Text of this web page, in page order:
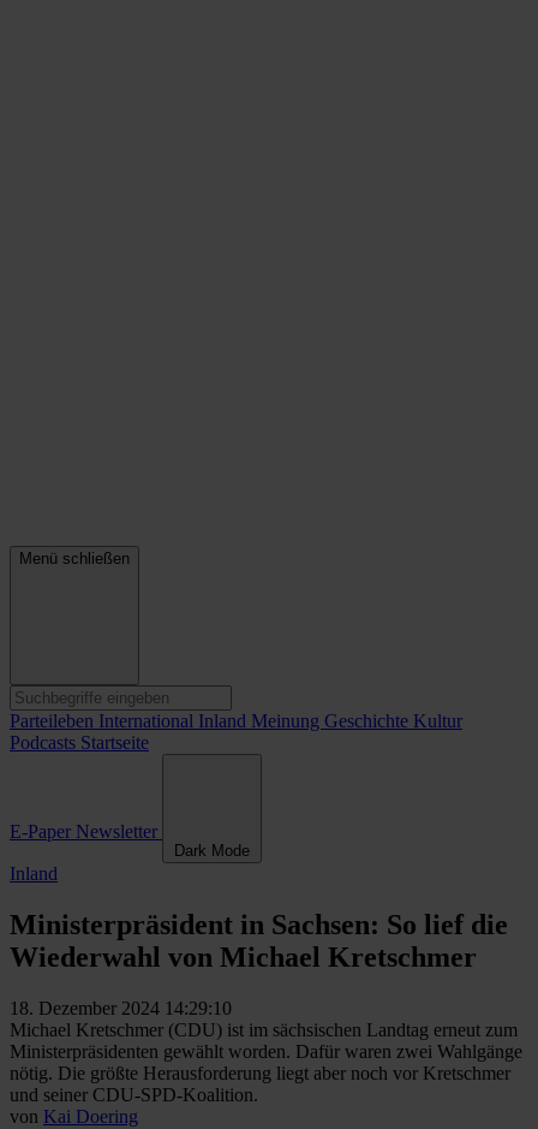
Menü schließen
Parteileben International Inland Meinung Geschichte Kultur
Podcasts Startseite
E-Paper Newsletter
Dark Mode
Inland
Ministerpräsident in Sachsen: So lief die
Wiederwahl von Michael Kretschmer
18. Dezember 2024 14:29:10
Michael Kretschmer (CDU) ist im sächsischen Landtag erneut zum
Ministerpräsidenten gewählt worden. Dafür waren zwei Wahlgänge
nötig. Die größte Herausforderung liegt aber noch vor Kretschmer
und seiner CDU-SPD-Koalition.
von Kai Doering